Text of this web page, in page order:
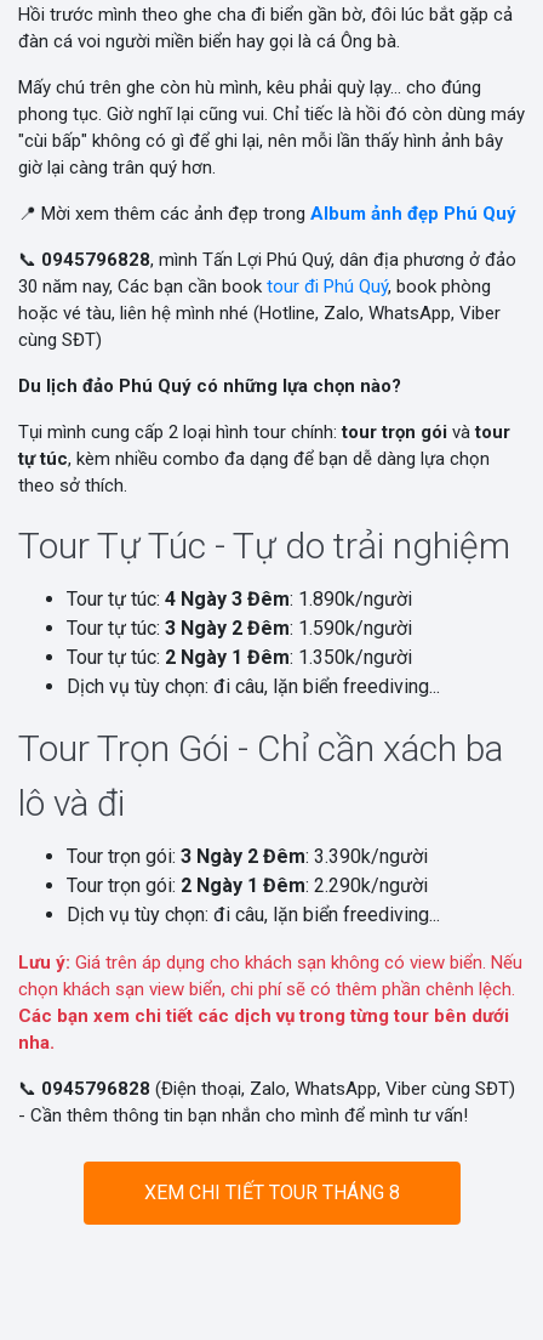
Hồi trước mình theo ghe cha đi biển gần bờ, đôi lúc bắt gặp cả
đàn cá voi người miền biển hay gọi là cá Ông bà.
Mấy chú trên ghe còn hù mình, kêu phải quỳ lạy... cho đúng
phong tục. Giờ nghĩ lại cũng vui. Chỉ tiếc là hồi đó còn dùng máy
"cùi bấp" không có gì để ghi lại, nên mỗi lần thấy hình ảnh bây
giờ lại càng trân quý hơn.
📍 Mời xem thêm các ảnh đẹp trong Album ảnh đẹp Phú Quý
📞 0945796828, mình Tấn Lợi Phú Quý, dân địa phương ở đảo
30 năm nay, Các bạn cần book tour đi Phú Quý, book phòng
hoặc vé tàu, liên hệ mình nhé (Hotline, Zalo, WhatsApp, Viber
cùng SĐT)
Du lịch đảo Phú Quý có những lựa chọn nào?
Tụi mình cung cấp 2 loại hình tour chính:tour trọn gói vàtour
tự túc, kèm nhiều combo đa dạng để bạn dễ dàng lựa chọn
theo sở thích.
Tour Tự Túc - Tự do trải nghiệm
Tour tự túc: 4 Ngày 3 Đêm: 1.890k/người
Tour tự túc: 3 Ngày 2 Đêm: 1.590k/người
Tour tự túc: 2 Ngày 1 Đêm: 1.350k/người
Dịch vụ tùy chọn: đi câu, lặn biển freediving...
Tour Trọn Gói - Chỉ cần xách ba
lô và đi
Tour trọn gói: 3 Ngày 2 Đêm: 3.390k/người
Tour trọn gói: 2 Ngày 1 Đêm: 2.290k/người
Dịch vụ tùy chọn: đi câu, lặn biển freediving...
Lưu ý: Giá trên áp dụng cho khách sạn không có view biển. Nếu
chọn khách sạn view biển, chi phí sẽ có thêm phần chênh lệch.
Các bạn xem chi tiết các dịch vụ trong từng tour bên dưới
nha.
📞 0945796828 (Điện thoại, Zalo, WhatsApp, Viber cùng SĐT)
- Cần thêm thông tin bạn nhắn cho mình để mình tư vấn!
XEM CHI TIẾT TOUR THÁNG 8